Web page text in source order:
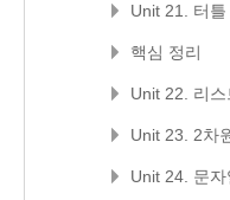
Unit 21. 터
핵심 정리
Unit 22. 리
Unit 23. 2차
Unit 24. 문